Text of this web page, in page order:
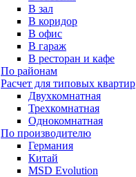
В зал
В коридор
В офис
В гараж
В ресторан и кафе
По районам
Расчет для типовых квартир
Двухкомнатная
Трехкомнатная
Однокомнатная
По производителю
Германия
Китай
MSD Evolution